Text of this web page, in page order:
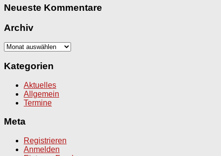
Neueste Kommentare
Archiv
Archiv
Kategorien
Aktuelles
Allgemein
Termine
Meta
Registrieren
Anmelden